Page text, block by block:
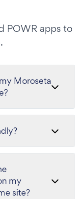
POWR apps to
Moroseta
my
site?